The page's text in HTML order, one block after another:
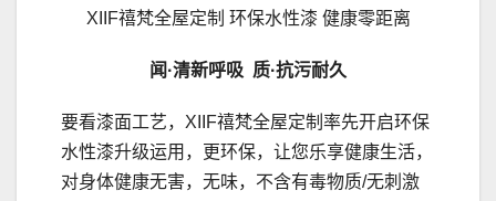
XIIF禧梵全屋定制 环保水性漆 健康零距离
闻·清新呼吸 质·抗污耐久
要看漆面工艺，XIIF禧梵全屋定制率先开启环保
水性漆升级运用，更环保，让您乐享健康生活，
对身体健康无害，无味，不含有毒物质/无刺激